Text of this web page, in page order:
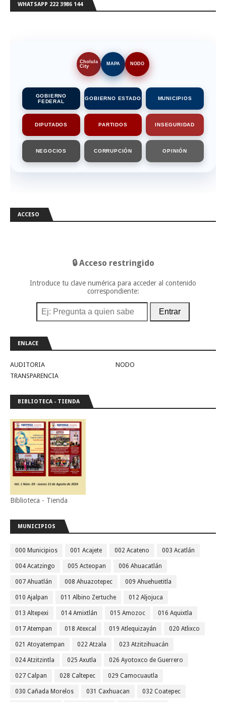
WHATSAPP 222 3986 144
Cholula
City
MAPA NODO
GOBIERNO
FEDERAL
GOBIERNO ESTADO MUNICIPIOS
DIPUTADOS PARTIDOS INSEGURIDAD
NEGOCIOS CORRUPCIÓN OPINIÓN
ACCESO
🔒 Acceso restringido
Introduce tu clave numérica para acceder al contenido
correspondiente:
Entrar
ENLACE
AUDITORIA
NODO
TRANSPARENCIA
BIBLIOTECA - TIENDA
Biblioteca - Tienda
MUNICIPIOS
000 Municipios 001 Acajete 002 Acateno 003 Acatlán
004 Acatzingo 005 Acteopan 006 Ahuacatlán
007 Ahuatlán 008 Ahuazotepec 009 Ahuehuetitla
010 Ajalpan 011 Albino Zertuche 012 Aljojuca
013 Altepexi 014 Amixtlán 015 Amozoc 016 Aquixtla
017 Atempan 018 Atexcal 019 Atlequizayán 020 Atlixco
021 Atoyatempan 022 Atzala 023 Atzitzihuacán
024 Atzitzintla 025 Axutla 026 Ayotoxco de Guerrero
027 Calpan 028 Caltepec 029 Camocuautla
030 Cañada Morelos 031 Caxhuacan 032 Coatepec